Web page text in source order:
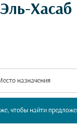
Хасаб
чтобы найти